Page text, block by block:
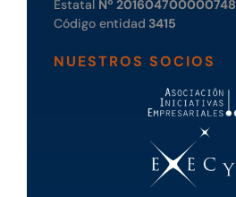
Estatal Nº 201604700000748
Código entidad 3415
NUESTROS SOCIOS